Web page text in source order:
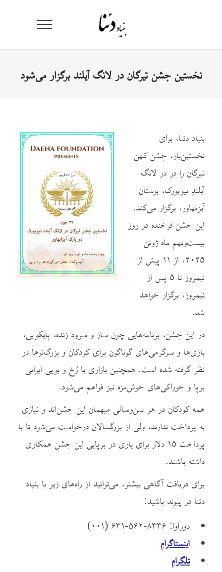
نخستین جشن تیرگان در لانگ آیلند برگزار می‌شود
بنیاد دئنا، برای
نخستین‌بار، جشن کهن
تیرگان را در در لانگ
آیلندِ نیویورک، بوستان
آیزنهاور، برگزار می‌کند.
این جشن فرخنده در روز
بیست‌ونهم ماه ژوئن
۲۰۲۵، از ۱۱ پیش از
نیمروز تا ۵ پس از
نیمروز، برگزار خواهد
شد.
در این جشن، برنامه‌هایی چون ساز و سرود زنده، پایکوبی،
بازی‌ها و سرگرمی‌های گوناگون برای کودکان و بزرگ‌ترها در
نظر گرفته شده است. همچنین بازاری با رُخ و بویی ایرانی
برپا و خوراکی‌های خوش‌مزه نیز فراهم می‌شود.
همه کودکان در هر سن‌وسالی میهمان این جشن‌اند و نیازی
به پرداخت ندارند، ولی از بزرگسالان درخواست می‌شود تا با
پرداخت ۱۵ دلار برای یاری در برپایی این جشن همکاری
داشته باشند.
برای دریافت آگاهی بیشتر، می‌توانید از راه‌های زیر با بنیاد
دئنا در پیوند باشید:
دورآوا: ۸۳۳۶-۵۶۲-۶۳۱ (۰۰۱)
اینستاگرام
تلگرام